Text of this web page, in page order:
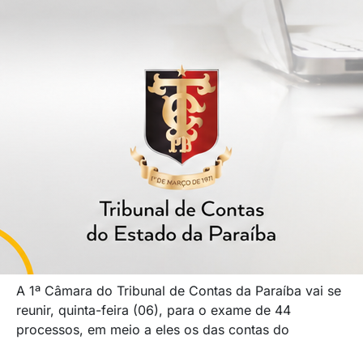
A 1ª Câmara do Tribunal de Contas da Paraíba vai se
reunir, quinta-feira (06), para o exame de 44
processos, em meio a eles os das contas do